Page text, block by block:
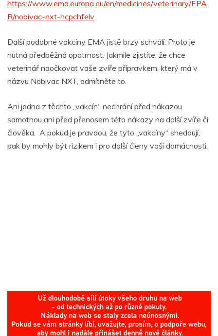
https://www.ema.europa.eu/en/medicines/veterinary/EPA
R/nobivac-nxt-hcpchfelv
Další podobné vakcíny EMA jistě brzy schválí. Proto je
nutná předběžná opatrnost. Jakmile zjistíte, že chce
veterinář naočkovat vaše zvíře přípravkem, který má v
názvu Nobivac NXT, odmítněte to.
Ani jedna z těchto „vakcín“ nechrání před nákazou
samotnou ani před přenosem této nákazy na další zvíře či
člověka. A pokud je pravdou, že tyto „vakcíny“ sheddují,
pak by mohly být rizikem i pro další členy vaší domácnosti.